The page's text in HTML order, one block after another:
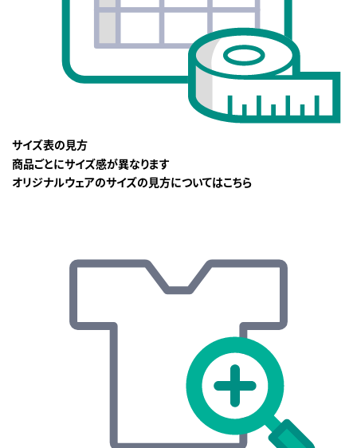
サイズ表の見方
商品ごとにサイズ感が異なります
オリジナルウェアのサイズの見方についてはこちら